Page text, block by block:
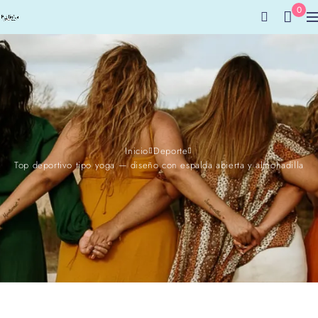
0
Inicio Deporte
Top deportivo tipo yoga — diseño con espalda abierta y almohadilla